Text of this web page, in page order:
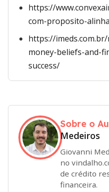
https://
com-proposito-
https://
money-beliefs-and-
success/
Sobre o
Medeiros
Giovanni
no
de crédito
financeira.